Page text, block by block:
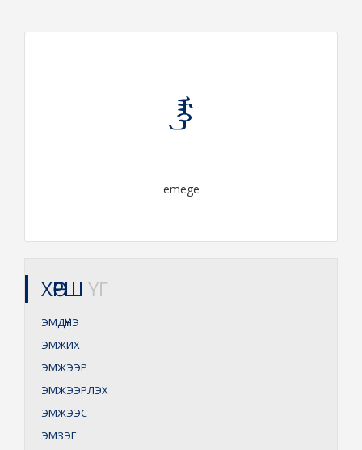
ᠡᠮᠡᠭᠡ
emege
ХӨРШ ҮГ
ЭМДҮҮНЭ
ЭМЖИХ
ЭМЖЭЭР
ЭМЖЭЭРЛЭХ
ЭМЖЭЭС
ЭМЗЭГ